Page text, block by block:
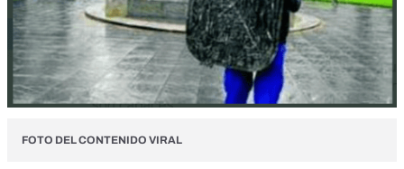
FOTO DEL CONTENIDO VIRAL